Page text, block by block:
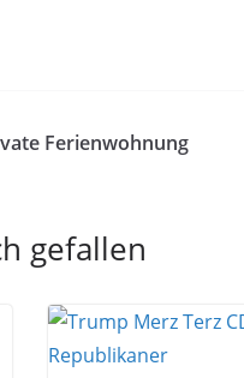
Ferienwohnung
gefallen